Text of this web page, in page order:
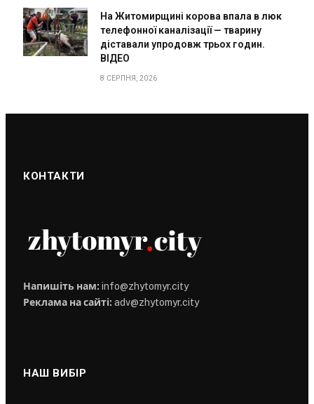
На Житомирщині корова впала в люк
телефонної каналізації — тварину
діставали упродовж трьох годин.
ВІДЕО
8 СЕРПНЯ, 2026
КОНТАКТИ
Напишіть нам: info@zhytomyr.city
Реклама на сайті: adv@zhytomyr.city
НАШ ВИБІР